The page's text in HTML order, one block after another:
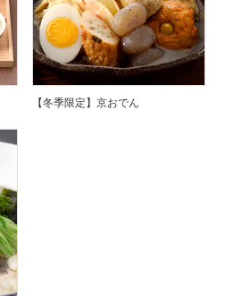
【冬季限定】京おでん